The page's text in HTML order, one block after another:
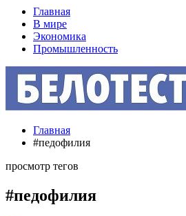
Главная
В мире
Экономика
Промышленность
Главная
#педофилия
просмотр тегов
#педофилия